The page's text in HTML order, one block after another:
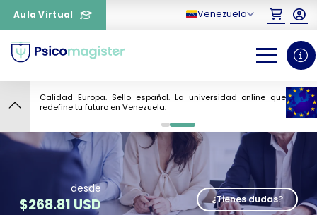
Aula Virtual Venezuela
Calidad Europa. Sello español. La universidad online que
redefine tu futuro en Venezuela.
0 1
5
desde
$268.81 USD ¿Tienes dudas?